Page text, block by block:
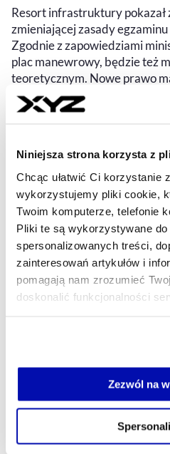
Niniejsza strona korzysta z
Chcąc ułatwić Ci korzystanie
wykorzystujemy pliki cookie,
Twoim komputerze, telefonie
Pliki te są wykorzystywane do
spersonalizowanych treści,
zainteresowań artykułów i
pomagają nam zrozumieć
doskonalić funkcjonalności
Jeżeli nie wyrażasz zgody na
możesz łatwo zarządzać
własnej przeglądarce
Zezwól na
Resort infrastruktury pokazał
zmieniającej zasady
Zgodnie z zapowiedziami
plac manewrowy, będzie też
teoretycznym. Nowe prawo
tym roku.
30.03.2026, 14:21